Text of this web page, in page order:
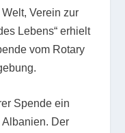
Verein zur
Lebens“ erhielt
vom Rotary
Spende ein
Der